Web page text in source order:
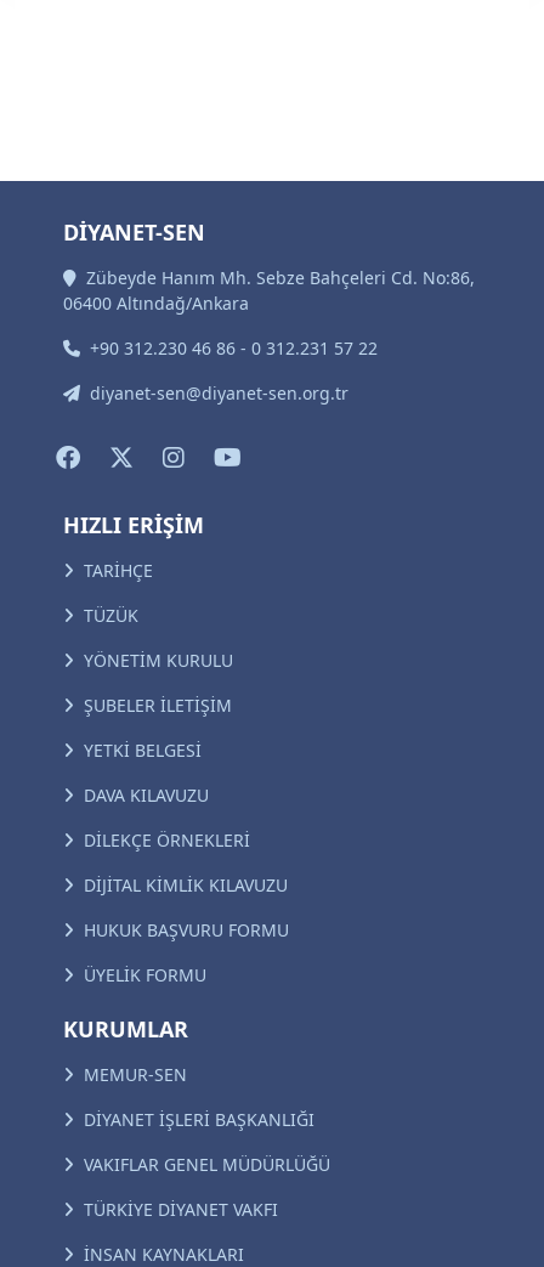
DİYANET-SEN
Zübeyde Hanım Mh. Sebze Bahçeleri Cd. No:86,
06400 Altındağ/Ankara
+90 312.230 46 86 - 0 312.231 57 22
diyanet-sen@diyanet-sen.org.tr
HIZLI ERİŞİM
TARİHÇE
TÜZÜK
YÖNETİM KURULU
ŞUBELER İLETİŞİM
YETKİ BELGESİ
DAVA KILAVUZU
DİLEKÇE ÖRNEKLERİ
DİJİTAL KİMLİK KILAVUZU
HUKUK BAŞVURU FORMU
ÜYELİK FORMU
KURUMLAR
MEMUR-SEN
DİYANET İŞLERİ BAŞKANLIĞI
VAKIFLAR GENEL MÜDÜRLÜĞÜ
TÜRKİYE DİYANET VAKFI
İNSAN KAYNAKLARI